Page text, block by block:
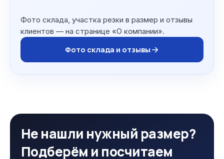
Фото склада, участка резки в размер и отзывы
клиентов — на странице «О компании».
Фото склада и отзывы
Не нашли нужный размер?
Подберём и посчитаем